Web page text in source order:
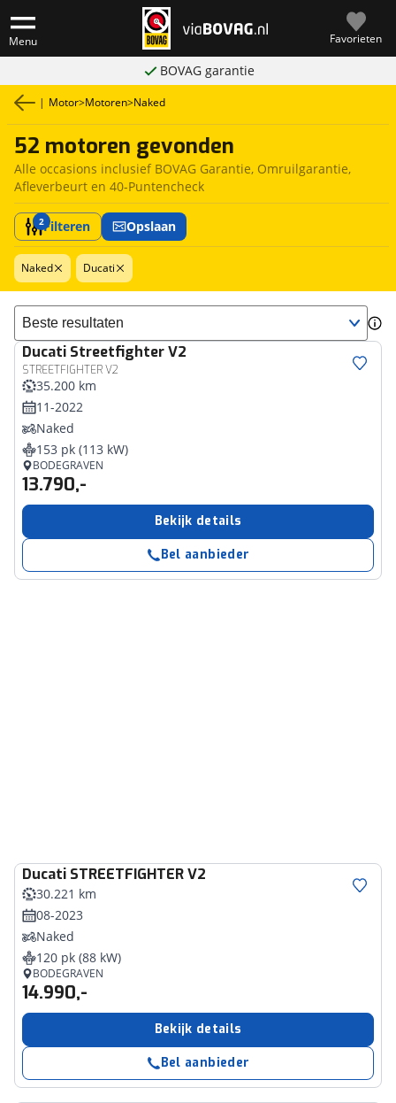
Menu Favorieten
BOVAG garantie
| Motor>Motoren>Naked
52 motoren gevonden
Alle occasions inclusief BOVAG Garantie, Omruilgarantie,
Afleverbeurt en 40-Puntencheck
2Filteren Opslaan
Naked Ducati
Sorteer resultaten
Ducati Streetfighter V2
STREETFIGHTER V2
35.200 km
11-2022
Naked
153 pk (113 kW)
BODEGRAVEN
13.790,-
Bekijk details
Bel aanbieder
Ducati STREETFIGHTER V2
30.221 km
08-2023
Naked
120 pk (88 kW)
BODEGRAVEN
14.990,-
Bekijk details
Bel aanbieder